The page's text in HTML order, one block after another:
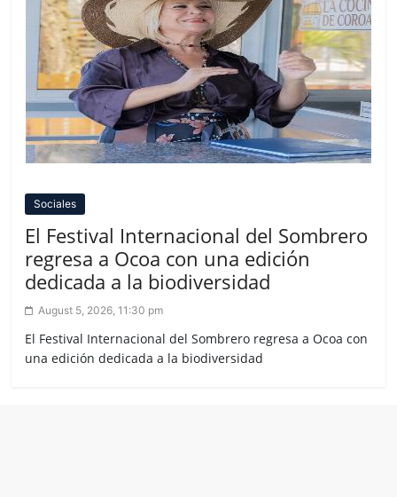
Sociales
El Festival Internacional del Sombrero
regresa a Ocoa con una edición
dedicada a la biodiversidad
August 5, 2026, 11:30 pm
El Festival Internacional del Sombrero regresa a Ocoa con
una edición dedicada a la biodiversidad